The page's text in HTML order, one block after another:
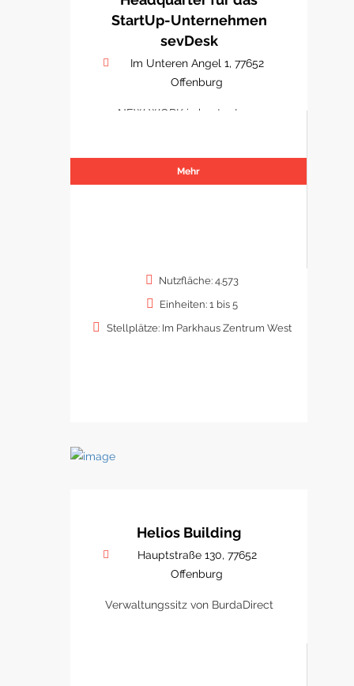
StartUp-Unternehmen
sevDesk
Im Unteren Angel 1, 77652
Offenburg
NEW WORK in bester Lage
Mehr
Nutzfläche: 4.573
Einheiten: 1 bis 5
Stellplätze: Im Parkhaus Zentrum West
Helios Building
Hauptstraße 130, 77652
Offenburg
Verwaltungssitz von BurdaDirect